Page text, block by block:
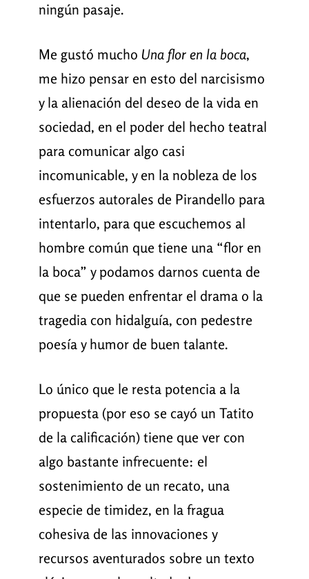
ningún pasaje.
Me gustó mucho Una flor en la boca,
me hizo pensar en esto del narcisismo
y la alienación del deseo de la vida en
sociedad, en el poder del hecho teatral
para comunicar algo casi
incomunicable, y en la nobleza de los
esfuerzos autorales de Pirandello para
intentarlo, para que escuchemos al
hombre común que tiene una “flor en
la boca” y podamos darnos cuenta de
que se pueden enfrentar el drama o la
tragedia con hidalguía, con pedestre
poesía y humor de buen talante.
Lo único que le resta potencia a la
propuesta (por eso se cayó un Tatito
de la calificación) tiene que ver con
algo bastante infrecuente: el
sostenimiento de un recato, una
especie de timidez, en la fragua
cohesiva de las innovaciones y
recursos aventurados sobre un texto